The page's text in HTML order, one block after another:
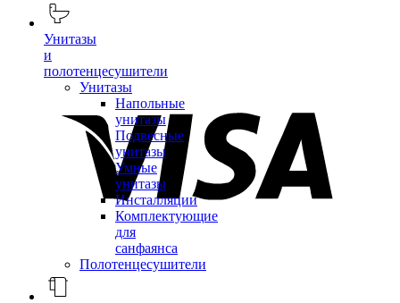
Унитазы
и
полотенцесушители
Унитазы
Напольные
унитазы
Подвесные
унитазы
Умные
унитазы
Инсталляции
Комплектующие
для
санфаянса
Полотенцесушители